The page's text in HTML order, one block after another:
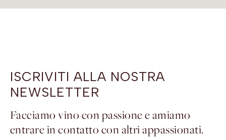
ISCRIVITI ALLA NOSTRA
NEWSLETTER
Facciamo vino con passione e amiamo
entrare in contatto con altri appassionati.